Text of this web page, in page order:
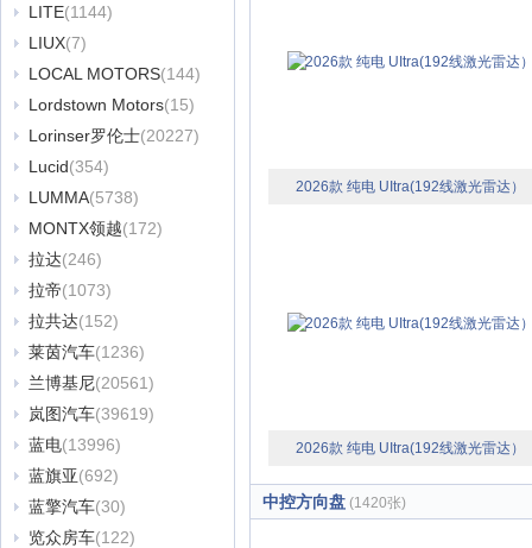
LITE(1144)
LIUX(7)
LOCAL MOTORS(144)
Lordstown Motors(15)
Lorinser罗伦士(20227)
Lucid(354)
LUMMA(5738)
MONTX领越(172)
拉达(246)
拉帝(1073)
拉共达(152)
莱茵汽车(1236)
兰博基尼(20561)
岚图汽车(39619)
蓝电(13996)
蓝旗亚(692)
蓝擎汽车(30)
览众房车(122)
2026款 纯电 UItra(192线激光雷达）
2026款 纯电 UItra(192线激光雷达）
中控方向盘 (1420张)